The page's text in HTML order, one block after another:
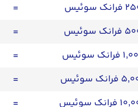
سوئیس
=
سوئیس
=
سوئیس
=
سوئیس
=
سوئیس
=